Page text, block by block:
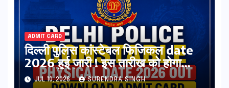
ADMIT CARD
दिल्ली पुलिस कांस्टेबल फिजिकल date
2026 हुई जारी ! इस तारीख को होगा
एडमिट कार्ड जारी
JUL 10, 2026 SURENDRA SINGH